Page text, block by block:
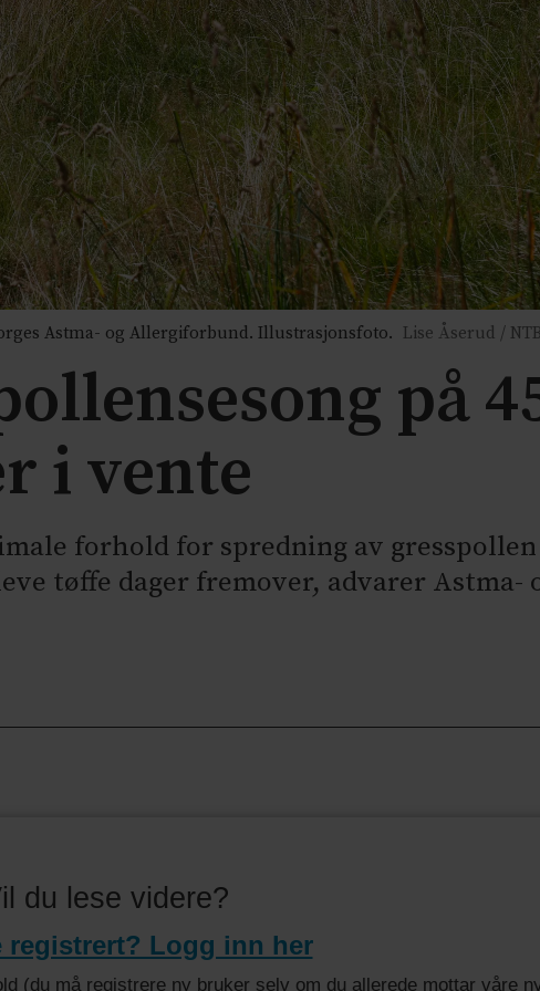
Astma- og Allergiforbund. Illustrasjonsfoto. Lise Åserud / NTB
på
i vente
forhold for spredning av gresspollen
tøffe dager fremover, advarer Astma-
du lese videre?
registrert? Logg inn her
(du må registrere ny bruker selv om du allerede mottar våre